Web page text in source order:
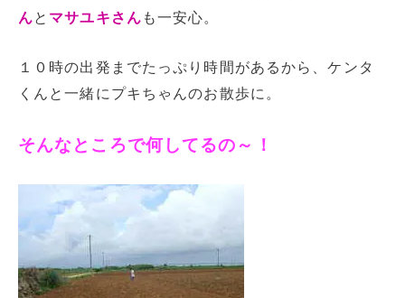
んと マサユキさん も一安心。
１０時の出発までたっぷり時間があるから、ケンタ
くんと一緒にプキちゃんのお散歩に。
そんなところで何してるの～！